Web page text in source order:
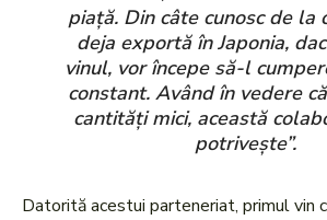
piață. Din câte cunosc de la
deja exportă în Japonia,
vinul, vor începe să-l
constant. Având în vedere
cantități mici, această
potrivește”.
Datorită acestui parteneriat, primul vin